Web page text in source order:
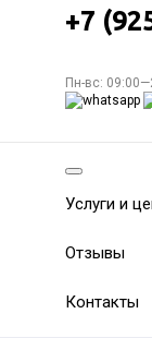
+7
Пн-вс:
Услуги и
Отзывы
Контакты